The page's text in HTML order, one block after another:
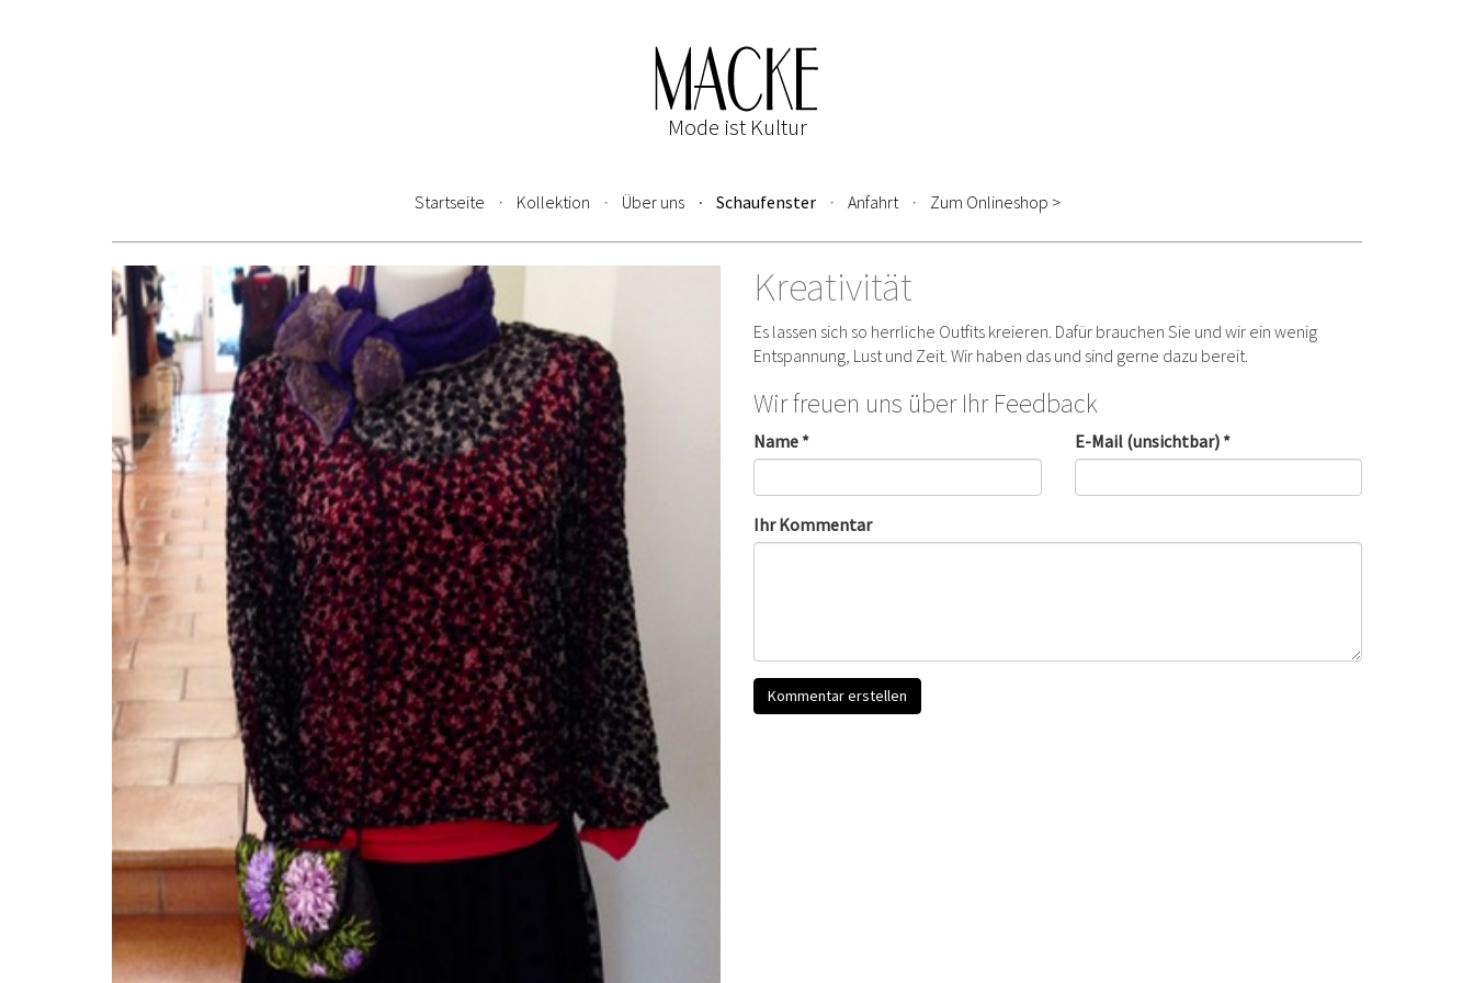
Mode ist Kultur
Startseite Kollektion Über uns Schaufenster Anfahrt Zum Onlineshop >
Kreativität
Es lassen sich so herrliche Outfits kreieren. Dafür brauchen Sie und wir ein wenig
Entspannung, Lust und Zeit. Wir haben das und sind gerne dazu bereit.
Wir freuen uns über Ihr Feedback
Name * E-Mail (unsichtbar) *
Ihr Kommentar